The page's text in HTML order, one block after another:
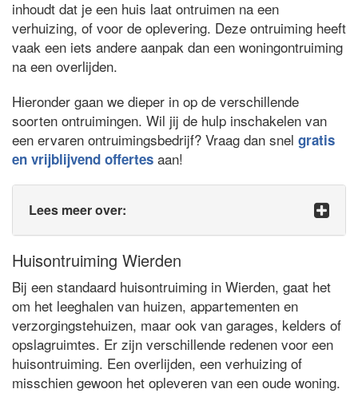
inhoudt dat je een huis laat ontruimen na een
verhuizing, of voor de oplevering. Deze ontruiming heeft
vaak een iets andere aanpak dan een woningontruiming
na een overlijden.
Hieronder gaan we dieper in op de verschillende
soorten ontruimingen. Wil jij de hulp inschakelen van
een ervaren ontruimingsbedrijf? Vraag dan snel gratis
en vrijblijvend offertes aan!
Lees meer over:
Huisontruiming Wierden
Bij een standaard huisontruiming in Wierden, gaat het
om het leeghalen van huizen, appartementen en
verzorgingstehuizen, maar ook van garages, kelders of
opslagruimtes. Er zijn verschillende redenen voor een
huisontruiming. Een overlijden, een verhuizing of
misschien gewoon het opleveren van een oude woning.